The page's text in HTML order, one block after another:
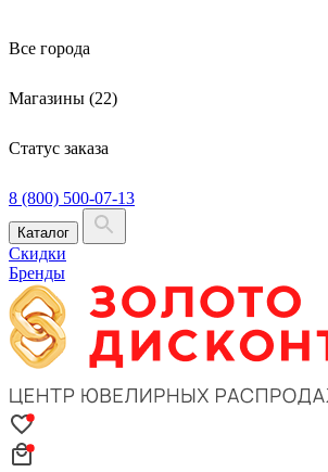
Все города
Магазины (22)
Статус заказа
8 (800) 500-07-13
Каталог
Скидки
Бренды